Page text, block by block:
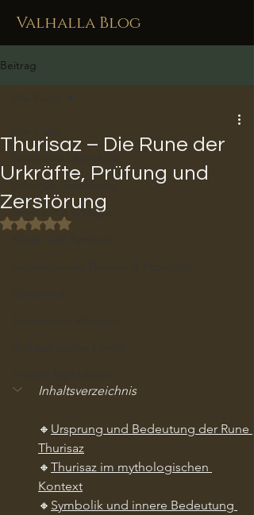
Valhalla Blog
Beitrag
Wikinger Geschichte
Spiritualität & Magie
Thurisaz – Die Rune der
Urkräfte, Prüfung und
Zerstörung
Mit NaN von 5 Sternen bewertet.
Inhaltsverzeichnis
🔸 Ursprung und Bedeutung der Rune
Thurisaz
🔸 Thurisaz im mythologischen
Kontext
🔸 Symbolik und innere Bedeutung